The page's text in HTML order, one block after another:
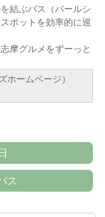
結ぶバス（パールシ
ポットを効率的に巡
摩グルメをずーっと
ホームページ）
ス